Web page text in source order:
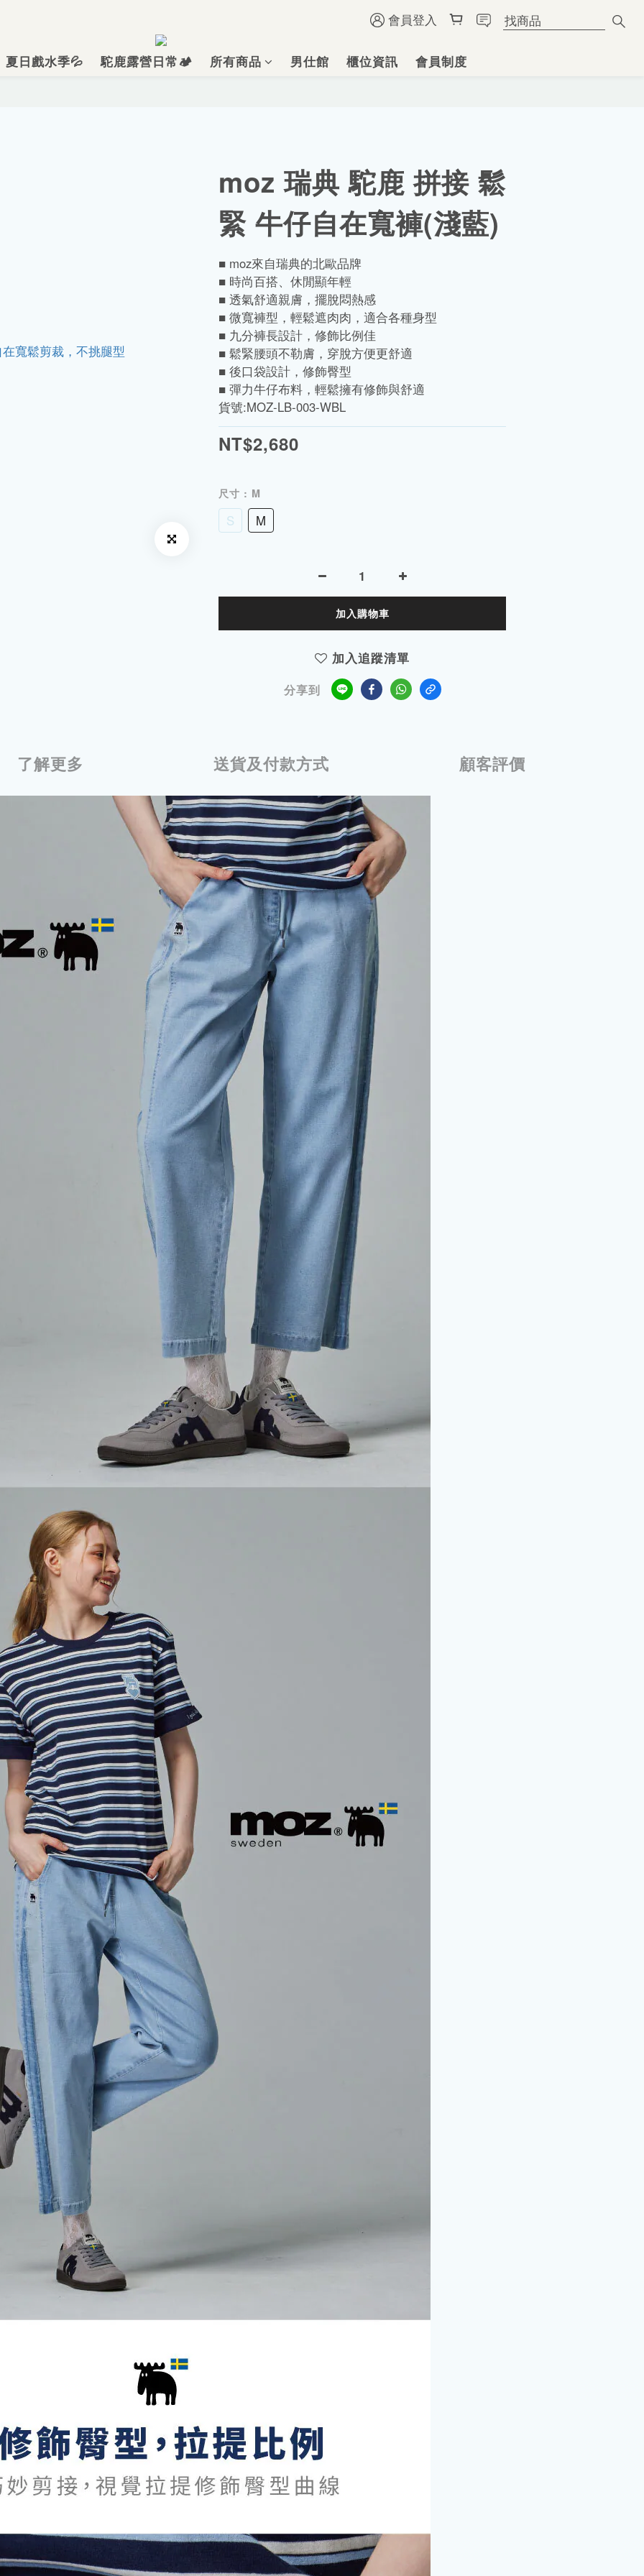
會員登入
夏日戲水季💦 駝鹿露營日常🏕️ 所有商品 男仕館 櫃位資訊 會員制度
moz 瑞典 駝鹿 拼接 鬆
緊 牛仔自在寬褲(淺藍)
■ moz來自瑞典的北歐品牌
■ 時尚百搭、休閒顯年輕
■ 透氣舒適親膚，擺脫悶熱感
■ 微寬褲型，輕鬆遮肉肉，適合各種身型
■ 九分褲長設計，修飾比例佳
■ 鬆緊腰頭不勒膚，穿脫方便更舒適
■ 後口袋設計，修飾臀型
■ 彈力牛仔布料，輕鬆擁有修飾與舒適
貨號:MOZ-LB-003-WBL
NT$2,680
尺寸 : M
S M
加入購物車
加入追蹤清單
分享到
了解更多 送貨及付款方式 顧客評價